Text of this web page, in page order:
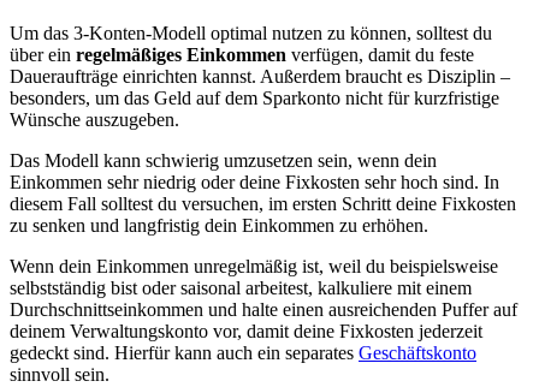
Um das 3-Konten-Modell optimal nutzen zu können, solltest du
über ein regelmäßiges Einkommen verfügen, damit du feste
Daueraufträge einrichten kannst. Außerdem braucht es Disziplin –
besonders, um das Geld auf dem Sparkonto nicht für kurzfristige
Wünsche auszugeben.
Das Modell kann schwierig umzusetzen sein, wenn dein
Einkommen sehr niedrig oder deine Fixkosten sehr hoch sind. In
diesem Fall solltest du versuchen, im ersten Schritt deine Fixkosten
zu senken und langfristig dein Einkommen zu erhöhen.
Wenn dein Einkommen unregelmäßig ist, weil du beispielsweise
selbstständig bist oder saisonal arbeitest, kalkuliere mit einem
Durchschnittseinkommen und halte einen ausreichenden Puffer auf
deinem Verwaltungskonto vor, damit deine Fixkosten jederzeit
gedeckt sind. Hierfür kann auch ein separates Geschäftskonto
sinnvoll sein.